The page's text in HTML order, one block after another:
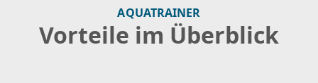
AQUATRAINER
Vorteile im Überblick